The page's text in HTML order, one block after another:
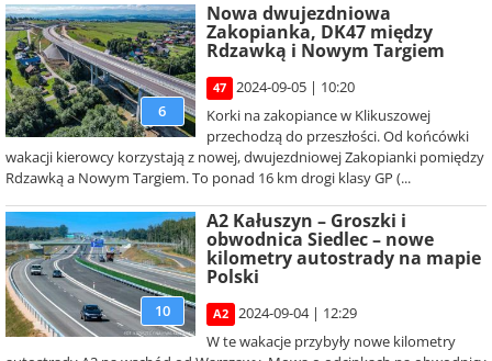
6
Nowa dwujezdniowa
Zakopianka, DK47 między
Rdzawką i Nowym Targiem
47
2024-09-05 | 10:20
Korki na zakopiance w Klikuszowej
przechodzą do przeszłości. Od końcówki
wakacji kierowcy korzystają z nowej, dwujezdniowej Zakopianki pomiędzy
Rdzawką a Nowym Targiem. To ponad 16 km drogi klasy GP (...
10
A2 Kałuszyn – Groszki i
obwodnica Siedlec – nowe
kilometry autostrady na mapie
Polski
A2
2024-09-04 | 12:29
W te wakacje przybyły nowe kilometry